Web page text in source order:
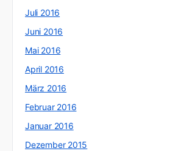
Juli 2016
Juni 2016
Mai 2016
April 2016
März 2016
Februar 2016
Januar 2016
Dezember 2015